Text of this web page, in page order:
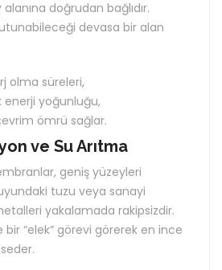
doğrudan bağlıdır.
devasa bir alan
olma süreleri,
enerji yoğunluğu,
ömrü sağlar.
ve Su Arıtma
geniş yüzeyleri
tuzu veya sanayi
yakalamada rakipsizdir.
“elek” görevi görerek en ince